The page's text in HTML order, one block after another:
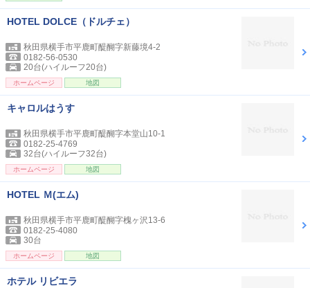
HOTEL DOLCE（ドルチェ）
秋田県横手市平鹿町醍醐字新藤境4-2
0182-56-0530
20台(ハイルーフ20台)
ホームページ 地図
キャロルはうす
秋田県横手市平鹿町醍醐字本堂山10-1
0182-25-4769
32台(ハイルーフ32台)
ホームページ 地図
HOTEL Ｍ(エム)
秋田県横手市平鹿町醍醐字槐ヶ沢13-6
0182-25-4080
30台
ホームページ 地図
ホテル リビエラ